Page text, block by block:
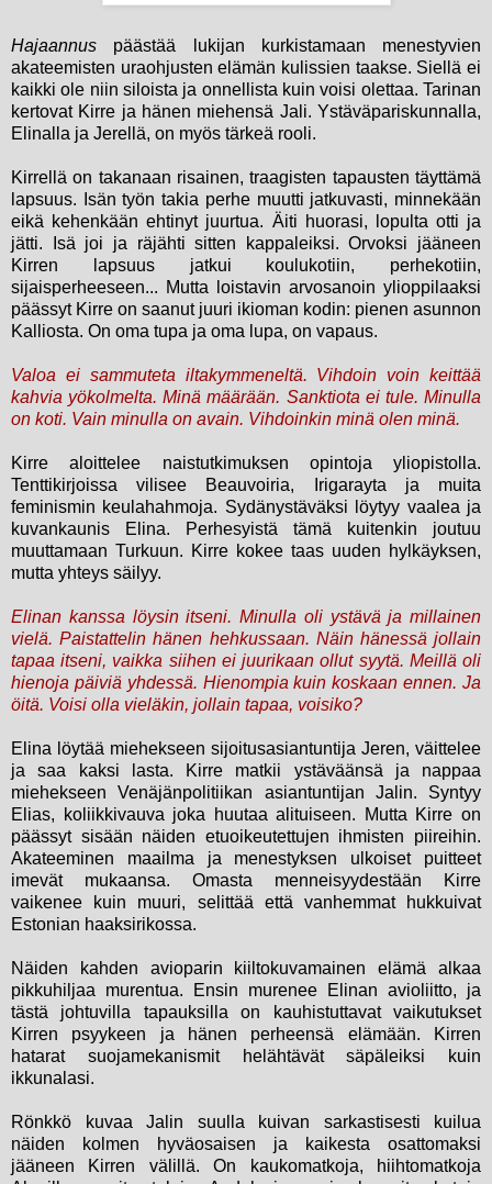
Hajaannus päästää lukijan kurkistamaan menestyvien
akateemisten uraohjusten elämän kulissien taakse. Siellä ei
kaikki ole niin siloista ja onnellista kuin voisi olettaa. Tarinan
kertovat Kirre ja hänen miehensä Jali. Ystäväpariskunnalla,
Elinalla ja Jerellä, on myös tärkeä rooli.
Kirrellä on takanaan risainen, traagisten tapausten täyttämä
lapsuus. Isän työn takia perhe muutti jatkuvasti, minnekään
eikä kehenkään ehtinyt juurtua. Äiti huorasi, lopulta otti ja
jätti. Isä joi ja räjähti sitten kappaleiksi. Orvoksi jääneen
Kirren lapsuus jatkui koulukotiin, perhekotiin,
sijaisperheeseen... Mutta loistavin arvosanoin ylioppilaaksi
päässyt Kirre on saanut juuri ikioman kodin: pienen asunnon
Kalliosta. On oma tupa ja oma lupa, on vapaus.
Valoa ei sammuteta iltakymmeneltä. Vihdoin voin keittää
kahvia yökolmelta. Minä määrään. Sanktiota ei tule. Minulla
on koti. Vain minulla on avain. Vihdoinkin minä olen minä.
Kirre aloittelee naistutkimuksen opintoja yliopistolla.
Tenttikirjoissa vilisee Beauvoiria, Irigarayta ja muita
feminismin keulahahmoja. Sydänystäväksi löytyy vaalea ja
kuvankaunis Elina. Perhesyistä tämä kuitenkin joutuu
muuttamaan Turkuun. Kirre kokee taas uuden hylkäyksen,
mutta yhteys säilyy.
Elinan kanssa löysin itseni. Minulla oli ystävä ja millainen
vielä. Paistattelin hänen hehkussaan. Näin hänessä jollain
tapaa itseni, vaikka siihen ei juurikaan ollut syytä. Meillä oli
hienoja päiviä yhdessä. Hienompia kuin koskaan ennen. Ja
öitä. Voisi olla vieläkin, jollain tapaa, voisiko?
Elina löytää miehekseen sijoitusasiantuntija Jeren, väittelee
ja saa kaksi lasta. Kirre matkii ystäväänsä ja nappaa
miehekseen Venäjänpolitiikan asiantuntijan Jalin. Syntyy
Elias, koliikkivauva joka huutaa alituiseen. Mutta Kirre on
päässyt sisään näiden etuoikeutettujen ihmisten piireihin.
Akateeminen maailma ja menestyksen ulkoiset puitteet
imevät mukaansa. Omasta menneisyydestään Kirre
vaikenee kuin muuri, selittää että vanhemmat hukkuivat
Estonian haaksirikossa.
Näiden kahden avioparin kiiltokuvamainen elämä alkaa
pikkuhiljaa murentua. Ensin murenee Elinan avioliitto, ja
tästä johtuvilla tapauksilla on kauhistuttavat vaikutukset
Kirren psyykeen ja hänen perheensä elämään. Kirren
hatarat suojamekanismit helähtävät säpäleiksi kuin
ikkunalasi.
Rönkkö kuvaa Jalin suulla kuivan sarkastisesti kuilua
näiden kolmen hyväosaisen ja kaikesta osattomaksi
jääneen Kirren välillä. On kaukomatkoja, hiihtomatkoja